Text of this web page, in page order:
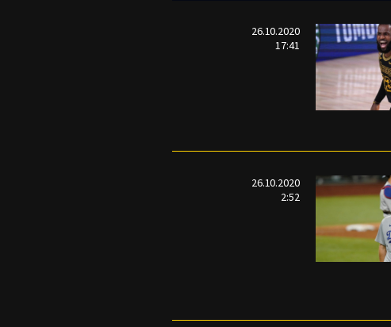
26.10.2020
17:41
26.10.2020
2:52